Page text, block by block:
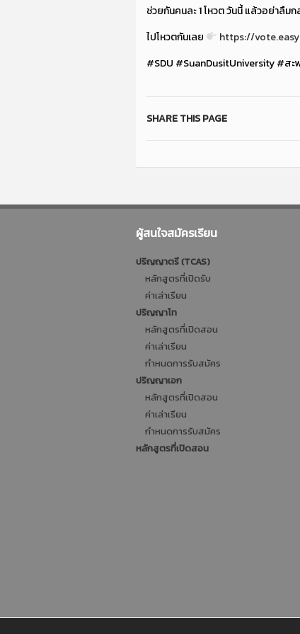
ช่วยกันคนละ 1 โหวต วันนี้ แล้วอย่าลืม
ไปโหวตกันเลย
https://
#SDU #SuanDusitUniversity #ส
SHARE THIS PAGE
ผู้สนใจสมัครเรียน
ปริญญาตรี (TCAS)
หลักสูตรที่เปิดรับ
ค่าเล่าเรียน
ปริญญาโท
หลักสูตรที่เปิดสอน
ค่าเล่าเรียน
กำหนดการรับสมัคร
ปริญญาเอก
หลักสูตรที่เปิดสอน
ค่าเล่าเรียน
กำหนดการรับสมัคร
หลักสูตรที่เปิดสอน